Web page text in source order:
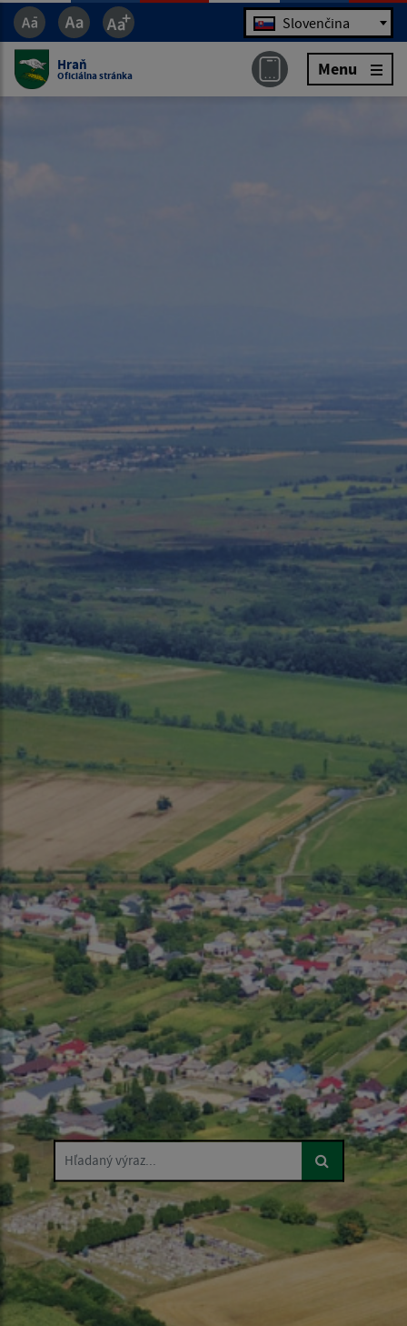
Jazyk Slovenčina
Hraň
Oficiálna stránka Menu
Hľadaný výraz...